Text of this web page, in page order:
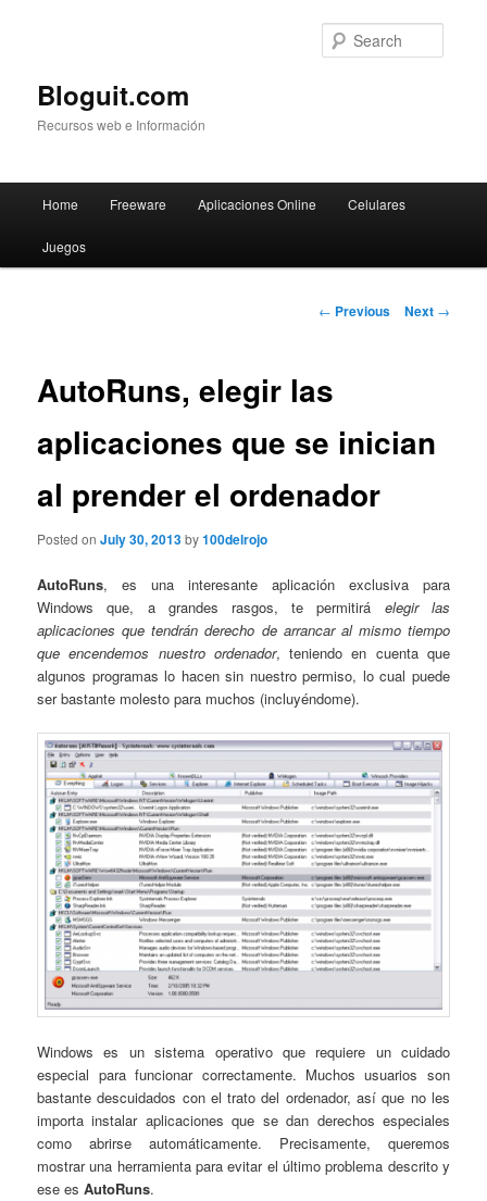
Bloguit.com
Recursos web e Información
Skip
to
Home Freeware Aplicaciones Online Celulares
Juegos
Post
← Previous Next →
AutoRuns, elegir las
aplicaciones que se inician
al prender el ordenador
Posted onJuly 30, 2013by100delrojo
AutoRuns, es una interesante aplicación exclusiva para
Windows que, a grandes rasgos, te permitirá elegir las
aplicaciones que tendrán derecho de arrancar al mismo tiempo
que encendemos nuestro ordenador, teniendo en cuenta que
algunos programas lo hacen sin nuestro permiso, lo cual puede
ser bastante molesto para muchos (incluyéndome).
Windows es un sistema operativo que requiere un cuidado
especial para funcionar correctamente. Muchos usuarios son
bastante descuidados con el trato del ordenador, así que no les
importa instalar aplicaciones que se dan derechos especiales
como abrirse automáticamente. Precisamente, queremos
mostrar una herramienta para evitar el último problema descrito y
ese esAutoRuns.